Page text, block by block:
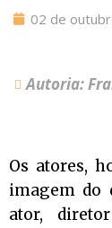
02 de
Autoria:
Os atores,
imagem do
ator,